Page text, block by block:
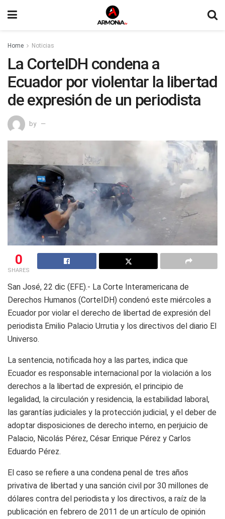
Home Noticias
La CorteIDH condena a
Ecuador por violentar la libertad
de expresión de un periodista
by
0
SHARES
San José, 22 dic (EFE).- La Corte Interamericana de
Derechos Humanos (CorteIDH) condenó este miércoles a
Ecuador por violar el derecho de libertad de expresión del
periodista Emilio Palacio Urrutia y los directivos del diario El
Universo.
La sentencia, notificada hoy a las partes, indica que
Ecuador es responsable internacional por la violación a los
derechos a la libertad de expresión, el principio de
legalidad, la circulación y residencia, la estabilidad laboral,
las garantías judiciales y la protección judicial, y el deber de
adoptar disposiciones de derecho interno, en perjuicio de
Palacio, Nicolás Pérez, César Enrique Pérez y Carlos
Eduardo Pérez.
El caso se refiere a una condena penal de tres años
privativa de libertad y una sanción civil por 30 millones de
dólares contra del periodista y los directivos, a raíz de la
publicación en febrero de 2011 de un artículo de opinión